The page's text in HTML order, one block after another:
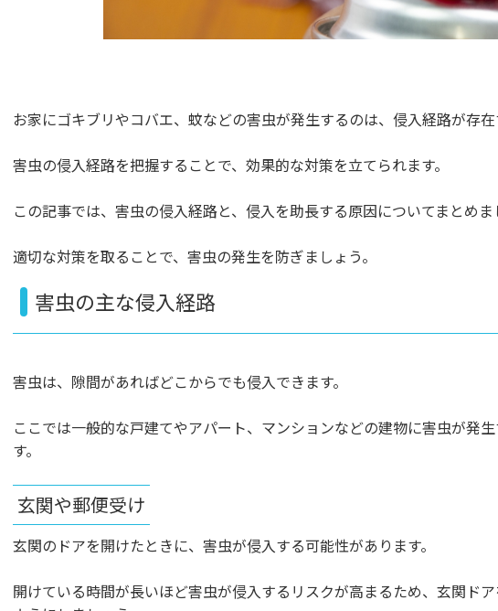
お家にゴキブリやコバエ、蚊などの害虫が発生するのは、侵入経路が存在
害虫の侵入経路を把握することで、効果的な対策を立てられます。
この記事では、害虫の侵入経路と、侵入を助長する原因についてまとめま
適切な対策を取ることで、害虫の発生を防ぎましょう。
害虫の主な侵入経路
害虫は、隙間があればどこからでも侵入できます。
ここでは一般的な戸建てやアパート、マンションなどの建物に害虫が発
す。
玄関や郵便受け
玄関のドアを開けたときに、害虫が侵入する可能性があります。
開けている時間が長いほど害虫が侵入するリスクが高まるため、玄関ド